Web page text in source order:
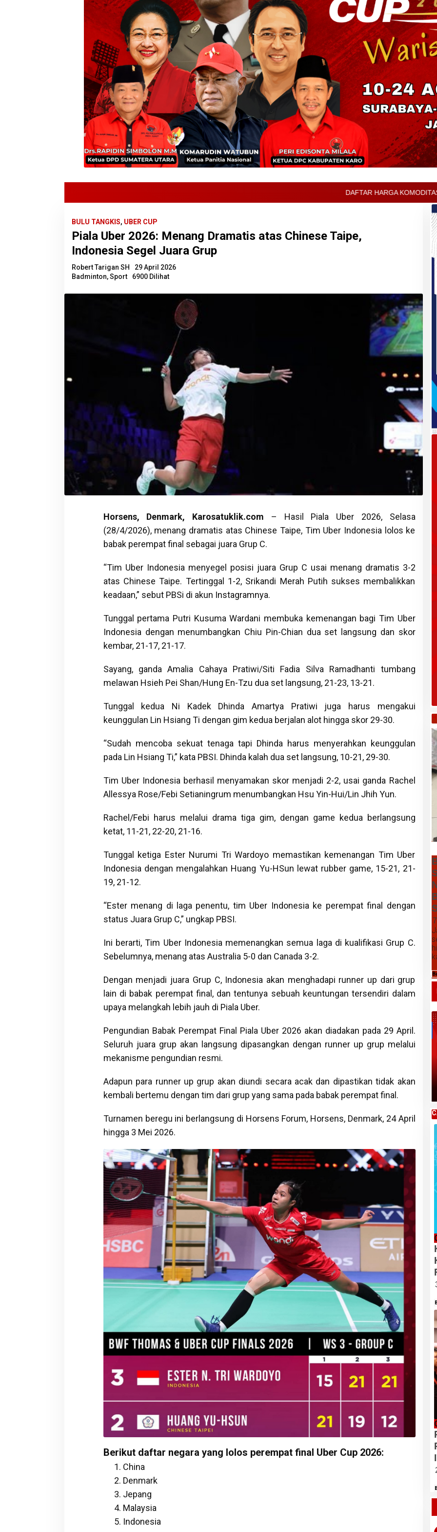
DAFTAR HARGA KOMODITAS PERTANIAN
BULU TANGKIS, UBER CUP
Piala Uber 2026: Menang Dramatis atas Chinese Taipe,
Indonesia Segel Juara Grup
Robert Tarigan SH
29 April 2026
Badminton,Sport 6900 Dilihat
Horsens, Denmark, Karosatuklik.com – Hasil Piala Uber 2026, Selasa
(28/4/2026), menang dramatis atas Chinese Taipe, Tim Uber Indonesia lolos ke
babak perempat final sebagai juara Grup C.
“Tim Uber Indonesia menyegel posisi juara Grup C usai menang dramatis 3-2
atas Chinese Taipe. Tertinggal 1-2, Srikandi Merah Putih sukses membalikkan
keadaan,” sebut PBSi di akun Instagramnya.
Tunggal pertama Putri Kusuma Wardani membuka kemenangan bagi Tim Uber
Indonesia dengan menumbangkan Chiu Pin-Chian dua set langsung dan skor
kembar, 21-17, 21-17.
Sayang, ganda Amalia Cahaya Pratiwi/Siti Fadia Silva Ramadhanti tumbang
melawan Hsieh Pei Shan/Hung En-Tzu dua set langsung, 21-23, 13-21.
Tunggal kedua Ni Kadek Dhinda Amartya Pratiwi juga harus mengakui
keunggulan Lin Hsiang Ti dengan gim kedua berjalan alot hingga skor 29-30.
“Sudah mencoba sekuat tenaga tapi Dhinda harus menyerahkan keunggulan
pada Lin Hsiang Ti,” kata PBSI. Dhinda kalah dua set langsung, 10-21, 29-30.
Tim Uber Indonesia berhasil menyamakan skor menjadi 2-2, usai ganda Rachel
Allessya Rose/Febi Setianingrum menumbangkan Hsu Yin-Hui/Lin Jhih Yun.
Rachel/Febi harus melalui drama tiga gim, dengan game kedua berlangsung
ketat, 11-21, 22-20, 21-16.
Tunggal ketiga Ester Nurumi Tri Wardoyo memastikan kemenangan Tim Uber
Indonesia dengan mengalahkan Huang Yu-HSun lewat rubber game, 15-21, 21-
19, 21-12.
“Ester menang di laga penentu, tim Uber Indonesia ke perempat final dengan
status Juara Grup C,” ungkap PBSI.
Ini berarti, Tim Uber Indonesia memenangkan semua laga di kualifikasi Grup C.
Sebelumnya, menang atas Australia 5-0 dan Canada 3-2.
Dengan menjadi juara Grup C, Indonesia akan menghadapi runner up dari grup
lain di babak perempat final, dan tentunya sebuah keuntungan tersendiri dalam
upaya melangkah lebih jauh di Piala Uber.
Pengundian Babak Perempat Final Piala Uber 2026 akan diadakan pada 29 April.
Seluruh juara grup akan langsung dipasangkan dengan runner up grup melalui
mekanisme pengundian resmi.
Adapun para runner up grup akan diundi secara acak dan dipastikan tidak akan
kembali bertemu dengan tim dari grup yang sama pada babak perempat final.
Turnamen beregu ini berlangsung di Horsens Forum, Horsens, Denmark, 24 April
hingga 3 Mei 2026.
Berikut daftar negara yang lolos perempat final Uber Cup 2026:
China
Denmark
Jepang
Malaysia
Indonesia
Kabupaten Karo, Jumat 07 Agustus
2026